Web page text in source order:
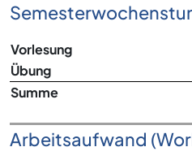
Vorlesung
Übung
Summe
Arbeitsaufwand